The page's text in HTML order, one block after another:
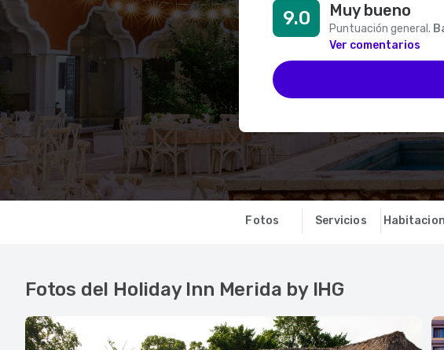
9.0 Muy bueno
Puntuación general.
Ver comentarios
Fotos Servicios
Fotos del Holiday Inn Merida by IHG